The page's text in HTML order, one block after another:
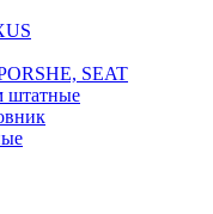
SEAT
штатные